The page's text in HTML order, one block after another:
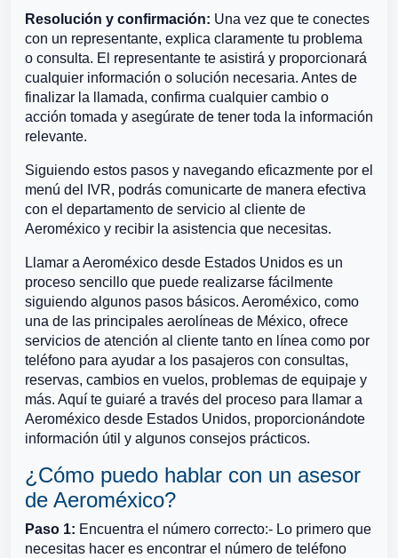
Resolución y confirmación: Una vez que te conectes
con un representante, explica claramente tu problema
o consulta. El representante te asistirá y proporcionará
cualquier información o solución necesaria. Antes de
finalizar la llamada, confirma cualquier cambio o
acción tomada y asegúrate de tener toda la información
relevante.
Siguiendo estos pasos y navegando eficazmente por el
menú del IVR, podrás comunicarte de manera efectiva
con el departamento de servicio al cliente de
Aeroméxico y recibir la asistencia que necesitas.
Llamar a Aeroméxico desde Estados Unidos es un
proceso sencillo que puede realizarse fácilmente
siguiendo algunos pasos básicos. Aeroméxico, como
una de las principales aerolíneas de México, ofrece
servicios de atención al cliente tanto en línea como por
teléfono para ayudar a los pasajeros con consultas,
reservas, cambios en vuelos, problemas de equipaje y
más. Aquí te guiaré a través del proceso para llamar a
Aeroméxico desde Estados Unidos, proporcionándote
información útil y algunos consejos prácticos.
¿Cómo puedo hablar con un asesor
de Aeroméxico?
Paso 1: Encuentra el número correcto:- Lo primero que
necesitas hacer es encontrar el número de teléfono